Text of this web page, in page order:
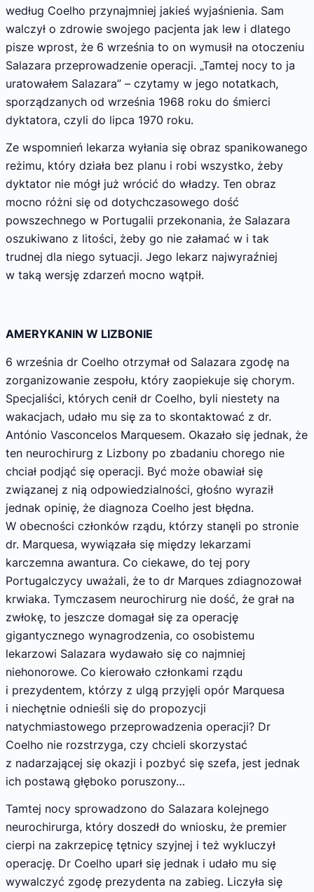
według Coelho przynajmniej jakieś wyjaśnienia. Sam
walczył o zdrowie swojego pacjenta jak lew i dlatego
pisze wprost, że 6 września to on wymusił na otoczeniu
Salazara przeprowadzenie operacji. „Tamtej nocy to ja
uratowałem Salazara” – czytamy w jego notatkach,
sporządzanych od września 1968 roku do śmierci
dyktatora, czyli do lipca 1970 roku.
Ze wspomnień lekarza wyłania się obraz spanikowanego
reżimu, który działa bez planu i robi wszystko, żeby
dyktator nie mógł już wrócić do władzy. Ten obraz
mocno różni się od dotychczasowego dość
powszechnego w Portugalii przekonania, że Salazara
oszukiwano z litości, żeby go nie załamać w i tak
trudnej dla niego sytuacji. Jego lekarz najwyraźniej
w taką wersję zdarzeń mocno wątpił.
AMERYKANIN W LIZBONIE
6 września dr Coelho otrzymał od Salazara zgodę na
zorganizowanie zespołu, który zaopiekuje się chorym.
Specjaliści, których cenił dr Coelho, byli niestety na
wakacjach, udało mu się za to skontaktować z dr.
António Vasconcelos Marquesem. Okazało się jednak, że
ten neurochirurg z Lizbony po zbadaniu chorego nie
chciał podjąć się operacji. Być może obawiał się
związanej z nią odpowiedzialności, głośno wyraził
jednak opinię, że diagnoza Coelho jest błędna.
W obecności członków rządu, którzy stanęli po stronie
dr. Marquesa, wywiązała się między lekarzami
karczemna awantura. Co ciekawe, do tej pory
Portugalczycy uważali, że to dr Marques zdiagnozował
krwiaka. Tymczasem neurochirurg nie dość, że grał na
zwłokę, to jeszcze domagał się za operację
gigantycznego wynagrodzenia, co osobistemu
lekarzowi Salazara wydawało się co najmniej
niehonorowe. Co kierowało członkami rządu
i prezydentem, którzy z ulgą przyjęli opór Marquesa
i niechętnie odnieśli się do propozycji
natychmiastowego przeprowadzenia operacji? Dr
Coelho nie rozstrzyga, czy chcieli skorzystać
z nadarzającej się okazji i pozbyć się szefa, jest jednak
ich postawą głęboko poruszony…
Tamtej nocy sprowadzono do Salazara kolejnego
neurochirurga, który doszedł do wniosku, że premier
cierpi na zakrzepicę tętnicy szyjnej i też wykluczył
operację. Dr Coelho uparł się jednak i udało mu się
wywalczyć zgodę prezydenta na zabieg. Liczyła się